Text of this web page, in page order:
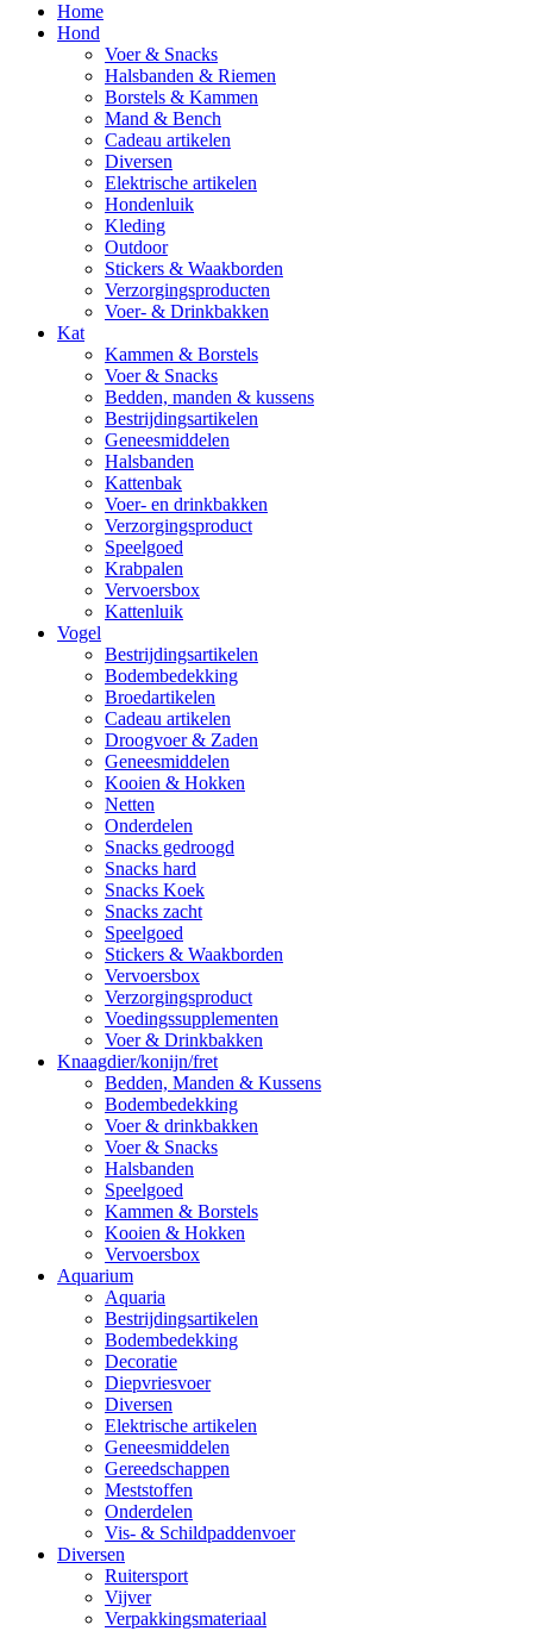
Home
Hond
Voer & Snacks
Halsbanden & Riemen
Borstels & Kammen
Mand & Bench
Cadeau artikelen
Diversen
Elektrische artikelen
Hondenluik
Kleding
Outdoor
Stickers & Waakborden
Verzorgingsproducten
Voer- & Drinkbakken
Kat
Kammen & Borstels
Voer & Snacks
Bedden, manden & kussens
Bestrijdingsartikelen
Geneesmiddelen
Halsbanden
Kattenbak
Voer- en drinkbakken
Verzorgingsproduct
Speelgoed
Krabpalen
Vervoersbox
Kattenluik
Vogel
Bestrijdingsartikelen
Bodembedekking
Broedartikelen
Cadeau artikelen
Droogvoer & Zaden
Geneesmiddelen
Kooien & Hokken
Netten
Onderdelen
Snacks gedroogd
Snacks hard
Snacks Koek
Snacks zacht
Speelgoed
Stickers & Waakborden
Vervoersbox
Verzorgingsproduct
Voedingssupplementen
Voer & Drinkbakken
Knaagdier/konijn/fret
Bedden, Manden & Kussens
Bodembedekking
Voer & drinkbakken
Voer & Snacks
Halsbanden
Speelgoed
Kammen & Borstels
Kooien & Hokken
Vervoersbox
Aquarium
Aquaria
Bestrijdingsartikelen
Bodembedekking
Decoratie
Diepvriesvoer
Diversen
Elektrische artikelen
Geneesmiddelen
Gereedschappen
Meststoffen
Onderdelen
Vis- & Schildpaddenvoer
Diversen
Ruitersport
Vijver
Verpakkingsmateriaal